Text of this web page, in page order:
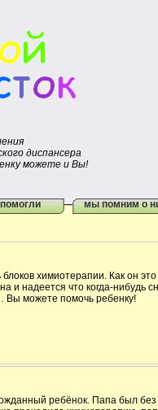
диспансера
можете и Вы!
мы помним о
химиотерапии. Как он
и надеется что когда-нибудь
Вы можете помочь ребенку!
ребёнок. Папа был без